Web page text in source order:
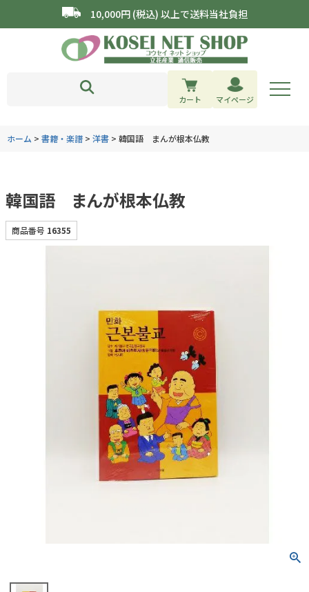
10,000円 (税込) 以上で送料当社負担
カート マイページ
ホーム 書籍・楽譜 洋書 韓国語 まんが根本仏教
韓国語 まんが根本仏教
商品番号 16355